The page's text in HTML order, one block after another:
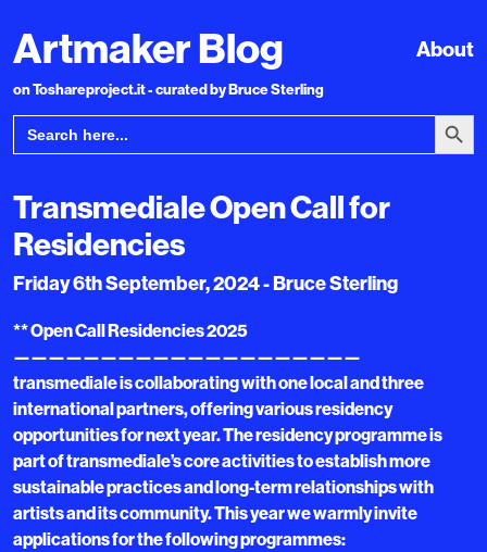
Artmaker Blog About
on Toshareproject.it - curated by Bruce Sterling
Search
for:
Search
Transmediale Open Call for
Residencies
Friday 6th September, 2024 - Bruce Sterling
** Open Call Residencies 2025
————————————————————
transmediale is collaborating with one local and three
international partners, offering various residency
opportunities for next year. The residency programme is
part of transmediale’s core activities to establish more
sustainable practices and long-term relationships with
artists and its community. This year we warmly invite
applications for the following programmes: